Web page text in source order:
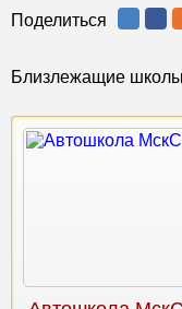
Поделиться
Близлежащие школы